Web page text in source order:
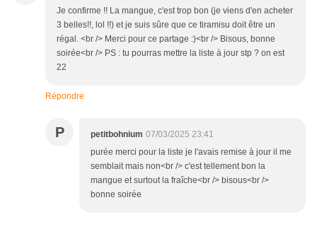
Je confirme !! La mangue, c'est trop bon (je viens d'en acheter
3 belles!!, lol !!) et je suis sûre que ce tiramisu doit être un
régal. <br /> Merci pour ce partage :)<br /> Bisous, bonne
soirée<br /> PS : tu pourras mettre la liste à jour stp ? on est
22
Répondre
P petitbohnium 07/03/2025 23:41
purée merci pour la liste je l'avais remise à jour il me
semblait mais non<br /> c'est tellement bon la
mangue et surtout la fraîche<br /> bisous<br />
bonne soirée